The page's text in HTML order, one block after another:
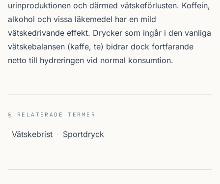
urinproduktionen och därmed vätskeförlusten. Koffein,
alkohol och vissa läkemedel har en mild
vätskedrivande effekt. Drycker som ingår i den vanliga
vätskebalansen (kaffe, te) bidrar dock fortfarande
netto till hydreringen vid normal konsumtion.
§ RELATERADE TERMER
Vätskebrist · Sportdryck